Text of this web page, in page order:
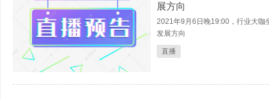
展方向
2021年9月6日晚19:00，行业大咖
发展方向
直播